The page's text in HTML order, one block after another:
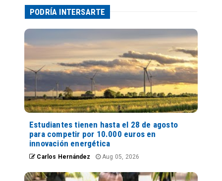
PODRÍA INTERSARTE
Estudiantes tienen hasta el 28 de agosto
para competir por 10.000 euros en
innovación energética
Carlos Hernández Aug 05, 2026